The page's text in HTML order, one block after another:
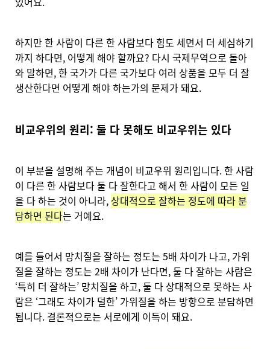
하지만 한 사람이 다른 한 사람보다 힘도 세면서 더 세심하기
까지 하다면, 어떻게 해야 할까요? 다시 국제무역으로 돌아
와 말하면, 한 국가가 다른 국가보다 여러 상품을 모두 더 잘
생산한다면 어떻게 해야 하는가의 문제가 돼요.
비교우위의 원리: 둘 다 못해도 비교우위는 있다
이 부분을 설명해 주는 개념이 비교우위 원리입니다. 한 사람
이 다른 한 사람보다 둘 다 잘한다고 해서 한 사람이 모든 일
을 다 하는 것이 아니라, 상대적으로 잘하는 정도에 따라 분
담하면 된다는 거예요.
예를 들어서 망치질을 잘하는 정도는 5배 차이가 나고, 가위
질을 잘하는 정도는 2배 차이가 난다면, 둘 다 잘하는 사람은
‘특히 더 잘하는’ 망치질을 하고, 둘 다 상대적으로 못하는 사
람은 ‘그래도 차이가 덜한’ 가위질을 하는 방향으로 분담하면
됩니다. 결론적으로는 서로에게 이득이 돼요.